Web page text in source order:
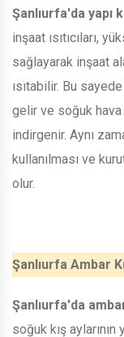
Şanlıurfa'da yapı
inşaat ısıtıcıları,
sağlayarak inşaat
ısıtabilir. Bu
gelir ve soğuk
indirgenir. Aynı
kullanılması ve
olur.
Şanlıurfa Ambar
Şanlıurfa'da
soğuk kış